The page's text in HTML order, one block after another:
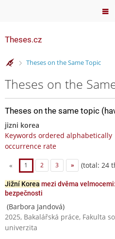
Theses.cz
>
Theses on the Same Topic
Theses on the
Theses on the same topic
jizni korea
Keywords ordered alphabetically
occurrence rate
« 1 2 3 » (total: 24
Jižní Korea mezi dvěma
bezpečnosti
(Barbora Jandová)
2025, Bakalářská práce, Fakulta
univerzita